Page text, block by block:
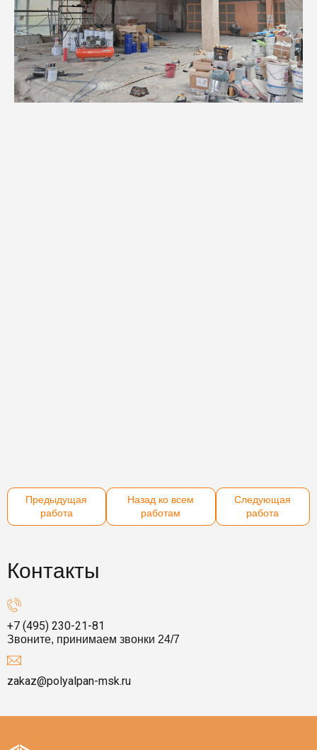
Предыдущая
работа
Назад ко всем
работам
Следующая
работа
Контакты
+7 (495) 230-21-81
Звоните, принимаем звонки 24/7
zakaz@polyalpan-msk.ru